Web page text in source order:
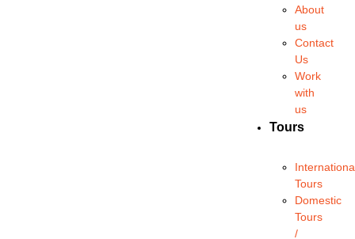
About
us
Contact
Us
Work
with
us
Tours
Tours
Domestic
Tours
/